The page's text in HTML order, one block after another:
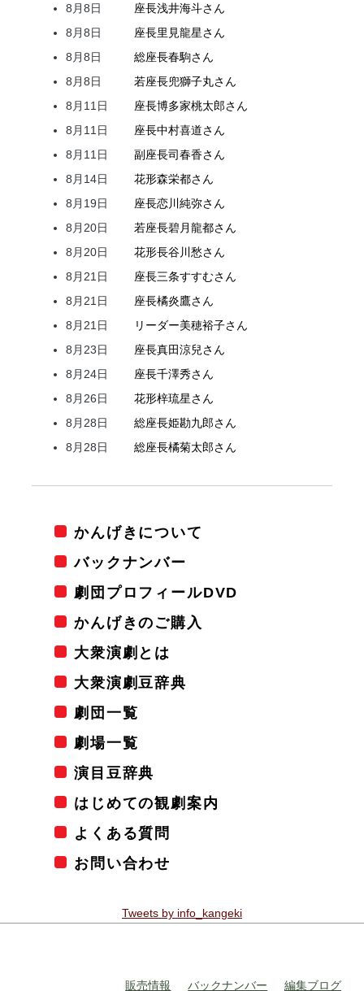
8月8日
座長浅井海斗さん
8月8日
座長里見龍星さん
8月8日
総座長春駒さん
8月8日
若座長兜獅子丸さん
8月11日
座長博多家桃太郎さん
8月11日
座長中村喜道さん
8月11日
副座長司春香さん
8月14日
花形森栄都さん
8月19日
座長恋川純弥さん
8月20日
若座長碧月龍都さん
8月20日
花形長谷川愁さん
8月21日
座長三条すすむさん
8月21日
座長橘炎鷹さん
8月21日
リーダー美穂裕子さん
8月23日
座長真田涼兒さん
8月24日
座長千澤秀さん
8月26日
花形梓琉星さん
8月28日
総座長姫勘九郎さん
8月28日
総座長橘菊太郎さん
かんげきについて
バックナンバー
劇団プロフィールDVD
かんげきのご購入
大衆演劇とは
大衆演劇豆辞典
劇団一覧
劇場一覧
演目豆辞典
はじめての観劇案内
よくある質問
お問い合わせ
Tweets by info_kangeki
販売情報 バックナンバー 編集ブログ